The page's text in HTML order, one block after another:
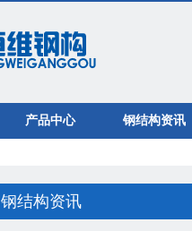
产品中心 钢结构资讯
钢结构资讯